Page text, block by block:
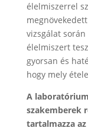
élelmiszerrel
vizsgálat
élelmiszert
gyorsan és
hogy mely
A
szakemberek
tartalmazza